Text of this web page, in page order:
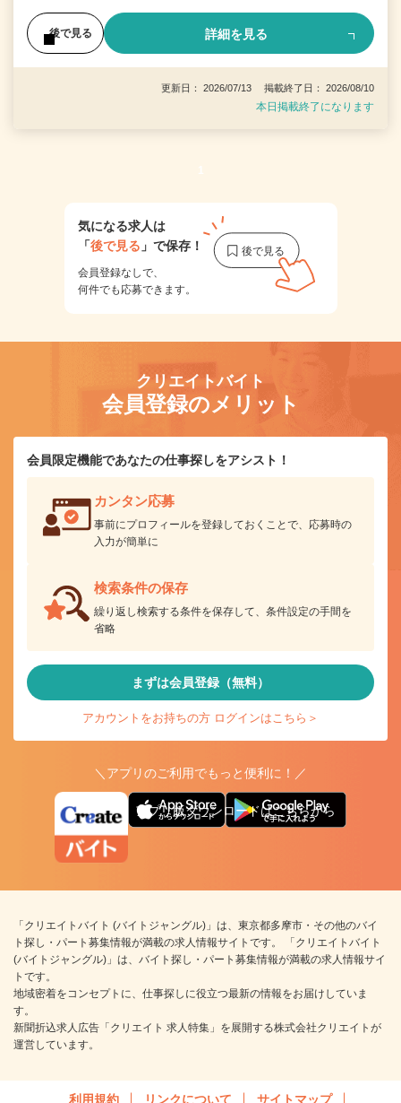
後で見る 詳細を見る
更新日： 2026/07/13 掲載終了日： 2026/08/10
本日掲載終了になります
1
気になる求人は
「後で見る 」で保存！
会員登録なしで、
何件でも応募できます。
クリエイトバイト
会員登録のメリット
会員限定機能であなたの仕事探しをアシスト！
カンタン応募
事前にプロフィールを登録しておくことで、応募時の
入力が簡単に
検索条件の保存
繰り返し検索する条件を保存して、条件設定の手間を
省略
まずは会員登録（無料）
アカウントをお持ちの方 ログインはこちら＞
＼アプリのご利用でもっと便利に！／
アプリ版ダウンロードはこちらから
「クリエイトバイト (バイトジャングル)」は、東京都多摩市・その他のバイ
ト探し・パート募集情報が満載の求人情報サイトです。 「クリエイトバイト
(バイトジャングル)」は、バイト探し・パート募集情報が満載の求人情報サイ
トです。
地域密着をコンセプトに、仕事探しに役立つ最新の情報をお届けしていま
す。
新聞折込求人広告「クリエイト 求人特集」を展開する株式会社クリエイトが
運営しています。
利用規約 リンクについて サイトマップ